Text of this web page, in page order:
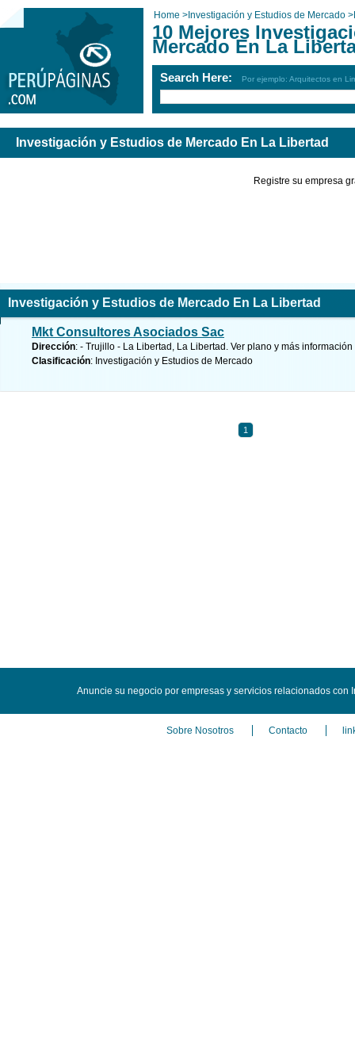
Home > Investigación y Estudios de Mercado >
10 Mejores
Mercado En La
Search Here: Por ejemplo: Arquitectos en
Investigación y Estudios de Mercado En La Libertad
Registre su empresa
Investigación y Estudios de Mercado En La Libertad
Mkt Consultores Asociados Sac
Dirección: - Trujillo - La Libertad, La Libertad. Ver plano y más información
Clasificación: Investigación y Estudios de Mercado
1
Anuncie su negocio por empresas y servicios relacionados con
Sobre Nosotros Contacto